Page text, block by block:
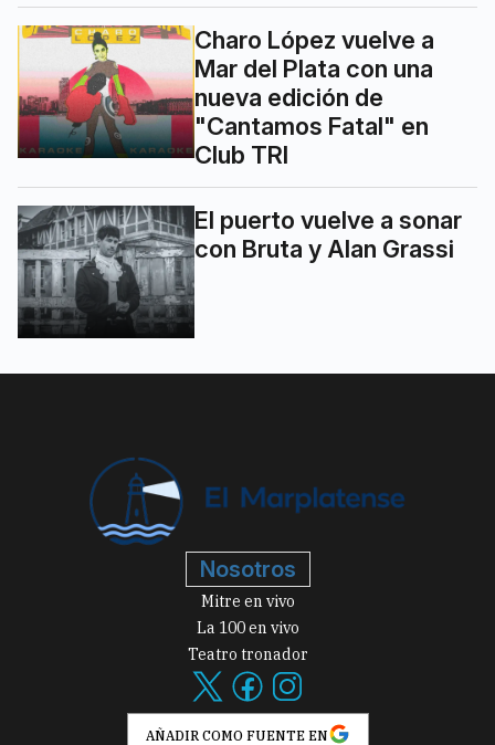
Charo López vuelve a
Mar del Plata con una
nueva edición de
"Cantamos Fatal" en
Club TRI
El puerto vuelve a sonar
con Bruta y Alan Grassi
Nosotros
Mitre en vivo
La 100 en vivo
Teatro tronador
AÑADIR COMO FUENTE EN